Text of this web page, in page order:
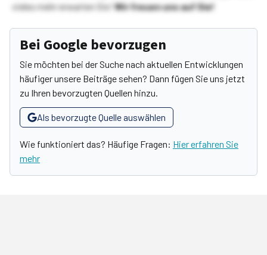
vieles mehr erwarten Sie!Wir freuen uns auf Sie!
Bei Google bevorzugen
Sie möchten bei der Suche nach aktuellen Entwicklungen
häufiger unsere Beiträge sehen? Dann fügen Sie uns jetzt
zu Ihren bevorzugten Quellen hinzu.
Als bevorzugte Quelle auswählen
Wie funktioniert das? Häufige Fragen: Hier erfahren Sie
mehr